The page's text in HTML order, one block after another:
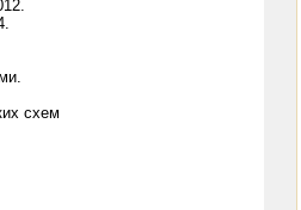
схем